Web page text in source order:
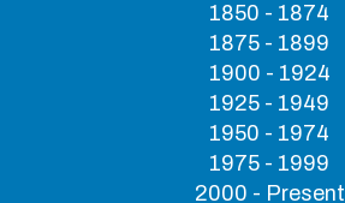
1850 - 1874
1875 - 1899
1900 - 1924
1925 - 1949
1950 - 1974
1975 - 1999
2000 - Present